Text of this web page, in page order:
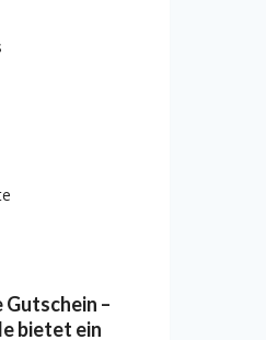
Gutschein –
bietet ein